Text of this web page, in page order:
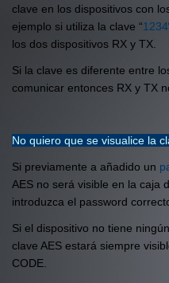
clave en los dispositivos con
ejemplo si utiliza la clave “1234
los dos dispositivos RX y TX.
Si la clave es diferente entre
comunicar entonces RX y TX
No quiero que se visualice la
Si previamente a añadido un
AES no será visible en la caja
introduzca el password
Si el dispositivo no tiene
clave AES estará siempre
CODE.